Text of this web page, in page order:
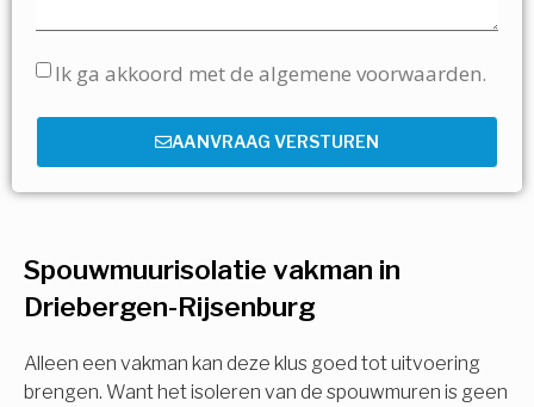
Spouwmuurisolatie vakman in
Driebergen-Rijsenburg
Alleen een vakman kan deze klus goed tot uitvoering
brengen. Want het isoleren van de spouwmuren is geen
Ik ga akkoord met de algemene voorwaarden.
AANVRAAG VERSTUREN